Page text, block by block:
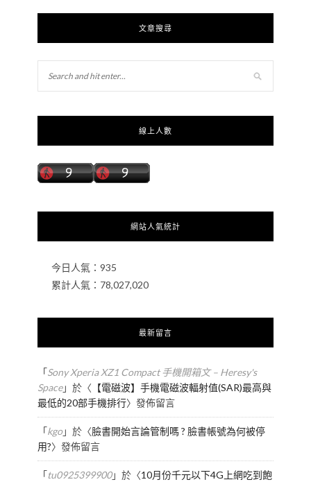
文章搜尋
線上人數
網站人氣統計
今日人氣： 935
累計人氣： 78,027,020
最新留言
「Sony Xperia XZ1 Compact 手機開箱文 – Heresy's
Space」於〈 【電磁波】手機電磁波輻射值(SAR)最高與
最低的20部手機排行〉發佈留言
「kgo」於〈臉書開始言論管制嗎 ? 臉書帳號為何被停
用?〉發佈留言
「tu0925399900」於〈10月份千元以下4G上網吃到飽